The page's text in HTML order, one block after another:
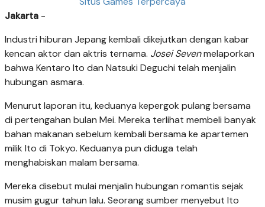
Jakarta -
Industri hiburan Jepang kembali dikejutkan dengan kabar
kencan aktor dan aktris ternama. Josei Sevenmelaporkan
bahwa Kentaro Ito dan Natsuki Deguchi telah menjalin
hubungan asmara.
Menurut laporan itu, keduanya kepergok pulang bersama
di pertengahan bulan Mei. Mereka terlihat membeli banyak
bahan makanan sebelum kembali bersama ke apartemen
milik Ito di Tokyo. Keduanya pun diduga telah
menghabiskan malam bersama.
Mereka disebut mulai menjalin hubungan romantis sejak
musim gugur tahun lalu. Seorang sumber menyebut Ito